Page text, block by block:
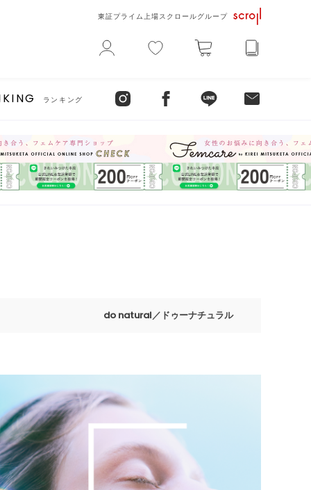
東証プライム上場スクロールグループ
ランキング
do natural／ドゥーナチュラル